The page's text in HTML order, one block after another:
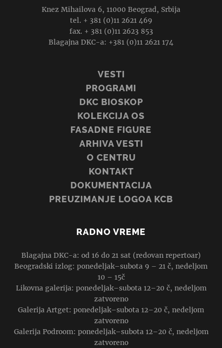
Knez Mihailova 6, 11000 Beograd, Srbija
tel. + 381 (0)11 2621 469
fax. + 381 (0)11 2623 853
Blagajna DKC-a: +381 (0)11 2621 174
VESTI
PROGRAMI
DKC BIOSKOP
KOLEKCIJA OS
FASADNE FIGURE
ARHIVA VESTI
O CENTRU
KONTAKT
DOKUMENTACIJA
PREUZIMANJE LOGOA KCB
RADNO VREME
Blagajna DKC-a: od 16 do 21 sat (redovan repertoar)
Beogradski izlog: ponedeljak–subota 9 – 21 č, nedeljom
10 – 15č
Likovna galerija: ponedeljak–subota 12–20 č, nedeljom
zatvoreno
Galerija Artget: ponedeljak–subota 12–20 č, nedeljom
zatvoreno
Galerija Podroom: ponedeljak–subota 12–20 č, nedeljom
zatvoreno